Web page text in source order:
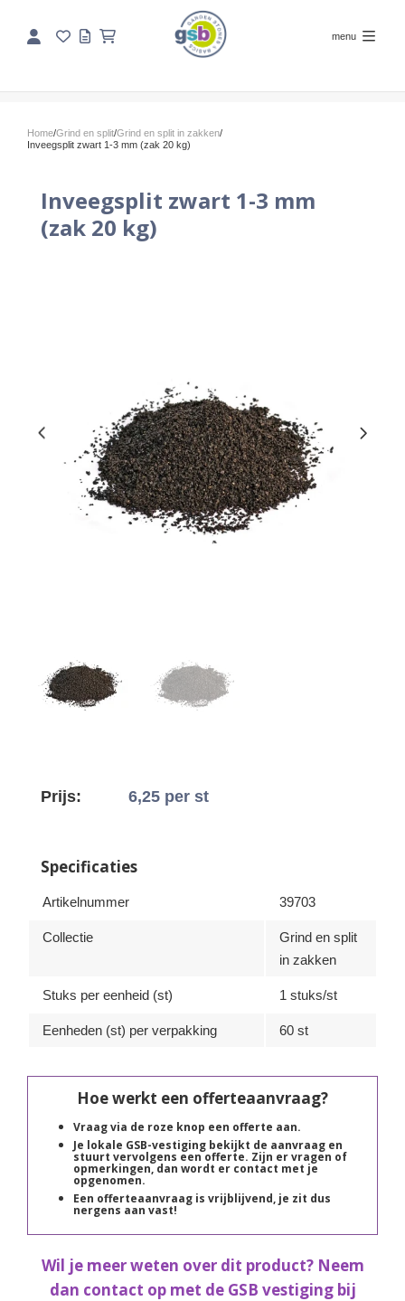
menu
Home/Grind en split/Grind en split in zakken/
Inveegsplit zwart 1-3 mm (zak 20 kg)
Inveegsplit zwart 1-3 mm
(zak 20 kg)
Prijs: 6,25 per st
Specificaties
Artikelnummer 39703
Collectie
Grind en split
in zakken
Stuks per eenheid (st) 1 stuks/st
Eenheden (st) per verpakking 60 st
Hoe werkt een offerteaanvraag?
Vraag via de roze knop een offerte aan.
Je lokale GSB-vestiging bekijkt de aanvraag en
stuurt vervolgens een offerte. Zijn er vragen of
opmerkingen, dan wordt er contact met je
opgenomen.
Een offerteaanvraag is vrijblijvend, je zit dus
nergens aan vast!
Wil je meer weten over dit product? Neem
dan contact op met de GSB vestiging bij